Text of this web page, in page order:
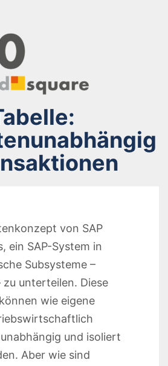
von SAP
ein SAP-System in
Subsysteme –
zu unterteilen. Diese
wie eigene
und isoliert
Aber wie sind